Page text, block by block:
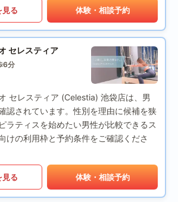
見る 体験・相談予約
セレスティア
6分
セレスティア (Celestia) 池袋店は、男
認されています。性別を理由に候補を狭
ラティスを始めたい男性が比較できるス
けの利用枠と予約条件をご確認くださ
見る 体験・相談予約